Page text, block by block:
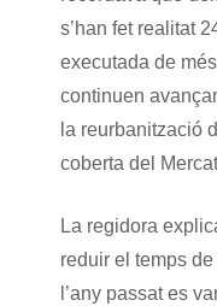
s’han fet realitat
executada de
continuen
la reurbanització
coberta del
La regidora
reduir el temps
l’any passat es